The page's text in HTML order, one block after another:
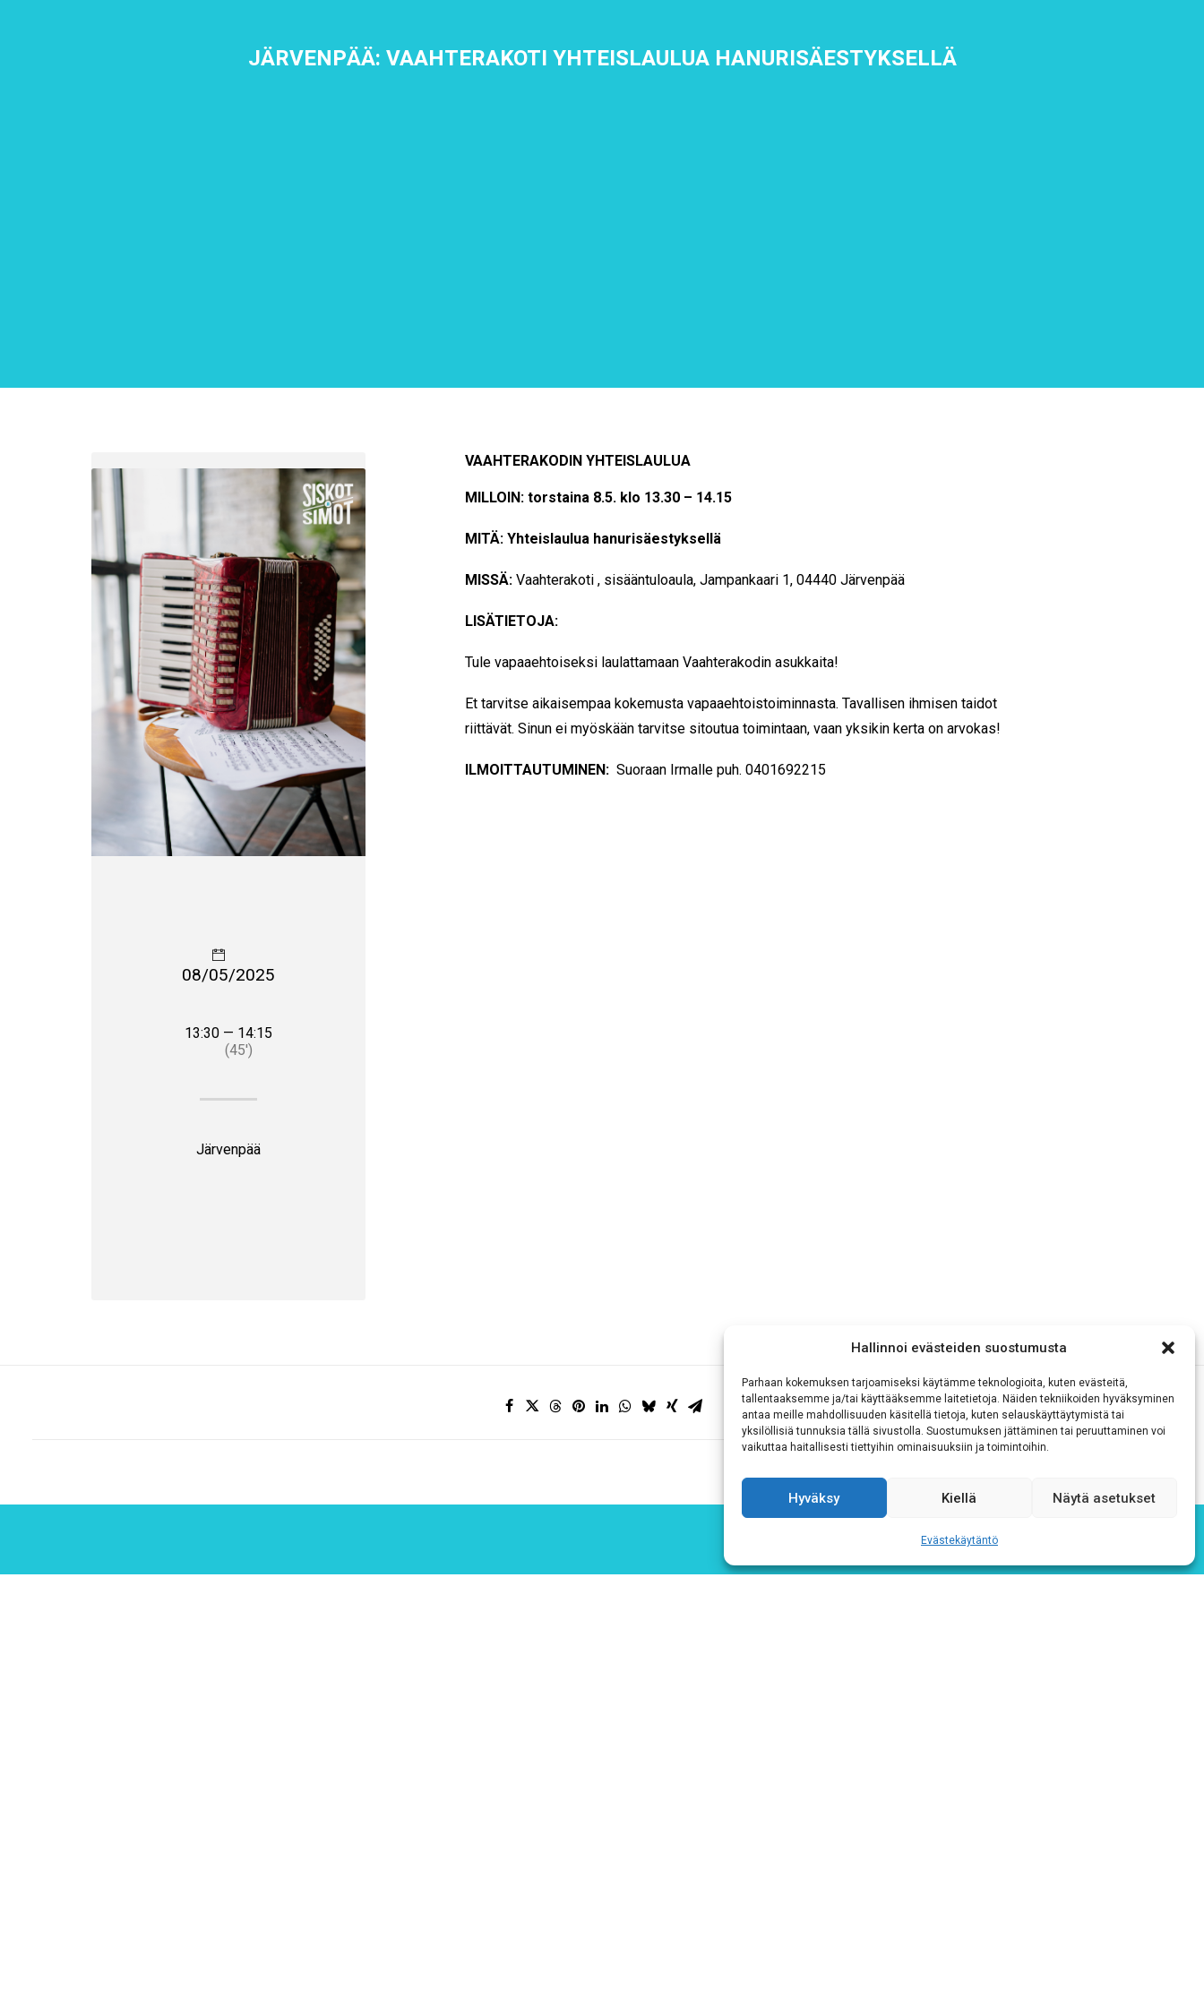
Hallinnoi evästeiden suostumusta
Parhaan kokemuksen tarjoamiseksi käytämme teknologioita, kuten evästeitä,
tallentaaksemme ja/tai käyttääksemme laitetietoja. Näiden tekniikoiden hyväksyminen
antaa meille mahdollisuuden käsitellä tietoja, kuten selauskäyttäytymistä tai
yksilöllisiä tunnuksia tällä sivustolla. Suostumuksen jättäminen tai peruuttaminen voi
vaikuttaa haitallisesti tiettyihin ominaisuuksiin ja toimintoihin.
Hyväksy Kiellä Näytä asetukset
Evästekäytäntö
JÄRVENPÄÄ: VAAHTERAKOTI YHTEISLAULUA HANURISÄESTYKSELLÄ
VAAHTERAKODIN YHTEISLAULUA
MILLOIN: torstaina 8.5. klo 13.30 – 14.15
MITÄ: Yhteislaulua hanurisäestyksellä
MISSÄ: Vaahterakoti , sisääntuloaula, Jampankaari 1, 04440 Järvenpää
LISÄTIETOJA:
Tule vapaaehtoiseksi laulattamaan Vaahterakodin asukkaita!
Et tarvitse aikaisempaa kokemusta vapaaehtoistoiminnasta. Tavallisen ihmisen taidot
riittävät. Sinun ei myöskään tarvitse sitoutua toimintaan, vaan yksikin kerta on arvokas!
ILMOITTAUTUMINEN: Suoraan Irmalle puh. 0401692215
08/05/2025
13:30 — 14:15
(45′)
Järvenpää